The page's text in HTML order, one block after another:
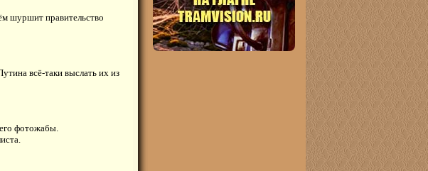
шуршит правительство
всё-таки выслать их из
фотожабы.